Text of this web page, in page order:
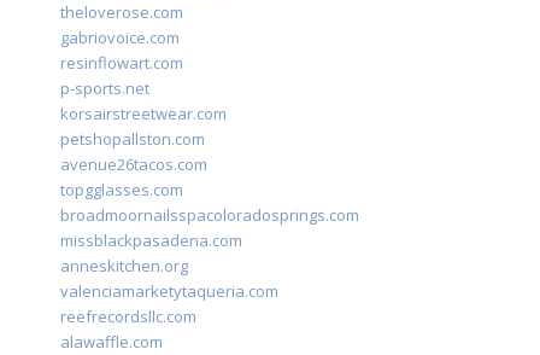
theloverose.com
gabriovoice.com
resinflowart.com
p-sports.net
korsairstreetwear.com
petshopallston.com
avenue26tacos.com
topgglasses.com
broadmoornailsspacoloradosprings.com
missblackpasadena.com
anneskitchen.org
valenciamarketytaqueria.com
reefrecordsllc.com
alawaffle.com